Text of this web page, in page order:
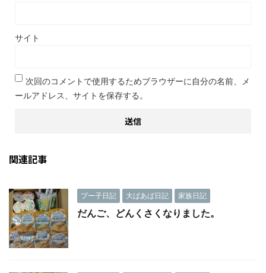
サイト
次回のコメントで使用するためブラウザーに自分の名前、メ
ールアドレス、サイトを保存する。
関連記事
プー子日記 大ばあば日記 家族日記
だんご、どんくさくなりました。